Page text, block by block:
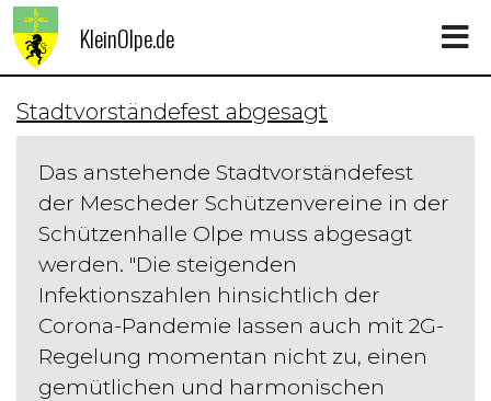
KleinOlpe.de
Stadtvorständefest abgesagt
Das anstehende Stadtvorständefest
der Mescheder Schützenvereine in der
Schützenhalle Olpe muss abgesagt
werden. "Die steigenden
Infektionszahlen hinsichtlich der
Corona-Pandemie lassen auch mit 2G-
Regelung momentan nicht zu, einen
gemütlichen und harmonischen